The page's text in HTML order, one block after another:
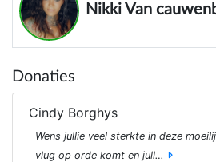
Nikki Van
Donaties
Cindy Borghys
Wens jullie veel sterkte in deze
vlug op orde komt en jull…